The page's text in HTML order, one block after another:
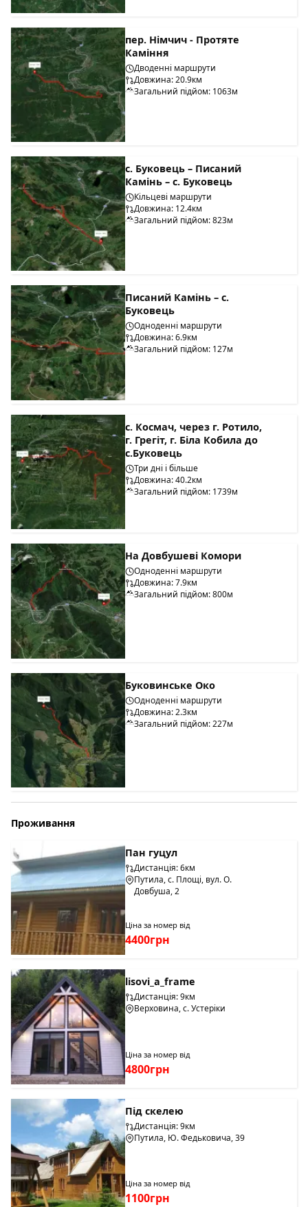
пер. Німчич - Протяте
Каміння
Дводенні маршрути
Довжина: 20.9км
Загальний підйом: 1063м
с. Буковець – Писаний
Камінь – с. Буковець
Кільцеві маршрути
Довжина: 12.4км
Загальний підйом: 823м
Писаний Камінь – с.
Буковець
Одноденні маршрути
Довжина: 6.9км
Загальний підйом: 127м
с. Космач, через г. Ротило,
г. Грегіт, г. Біла Кобила до
с.Буковець
Три дні і більше
Довжина: 40.2км
Загальний підйом: 1739м
На Довбушеві Комори
Одноденні маршрути
Довжина: 7.9км
Загальний підйом: 800м
Буковинське Око
Одноденні маршрути
Довжина: 2.3км
Загальний підйом: 227м
Проживання
Пан гуцул
Дистанція: 6км
Путила, с. Площі, вул. О.
Довбуша, 2
Ціна за номер від
4400грн
lisovi_a_frame
Дистанція: 9км
Верховина, с. Устеріки
Ціна за номер від
4800грн
Під скелею
Дистанція: 9км
Путила, Ю. Федьковича, 39
Ціна за номер від
1100грн